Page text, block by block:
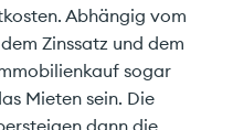
Abhängig vom
Zinssatz und dem
sogar
Mieten sein. Die
dann die